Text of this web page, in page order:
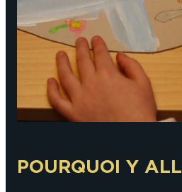
En couple
POURQUOI Y